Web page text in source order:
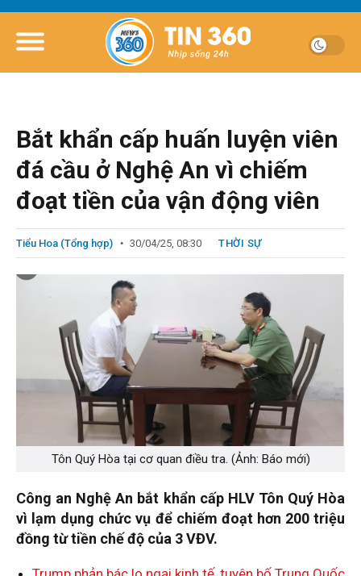
Bắt khẩn cấp huấn luyện viên
đá cầu ở Nghệ An vì chiếm
đoạt tiền của vận động viên
Tiểu Hoa (Tổng hợp) 30/04/25, 08:30 THỜI SỰ
Tôn Quý Hòa tại cơ quan điều tra. (Ảnh: Báo mới)
Công an Nghệ An bắt khẩn cấp HLV Tôn Quý Hòa
vì lạm dụng chức vụ để chiếm đoạt hơn 200 triệu
đồng từ tiền chế độ của 3 VĐV.